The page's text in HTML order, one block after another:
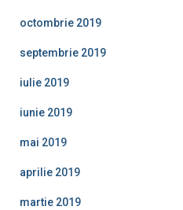
octombrie 2019
septembrie 2019
iulie 2019
iunie 2019
mai 2019
aprilie 2019
martie 2019